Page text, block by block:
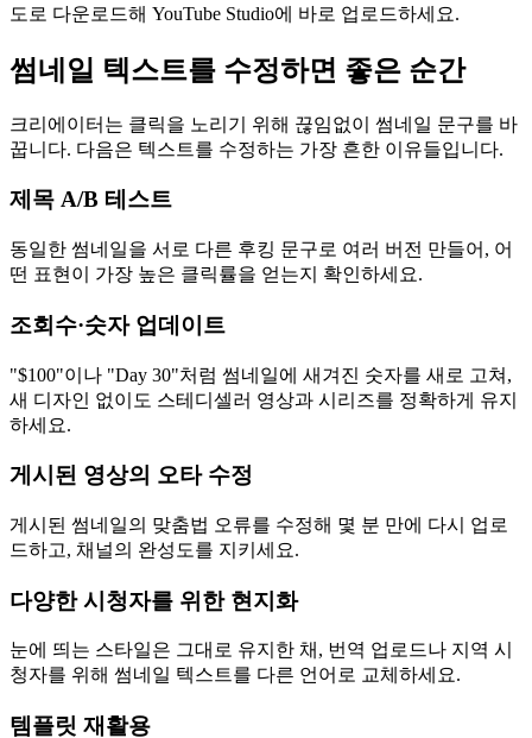
도로 다운로드해 YouTube Studio에 바로 업로드하세요.
썸네일 텍스트를 수정하면 좋은 순간
크리에이터는 클릭을 노리기 위해 끊임없이 썸네일 문구를 바
꿉니다. 다음은 텍스트를 수정하는 가장 흔한 이유들입니다.
제목 A/B 테스트
동일한 썸네일을 서로 다른 후킹 문구로 여러 버전 만들어, 어
떤 표현이 가장 높은 클릭률을 얻는지 확인하세요.
조회수·숫자 업데이트
"$100"이나 "Day 30"처럼 썸네일에 새겨진 숫자를 새로 고쳐,
새 디자인 없이도 스테디셀러 영상과 시리즈를 정확하게 유지
하세요.
게시된 영상의 오타 수정
게시된 썸네일의 맞춤법 오류를 수정해 몇 분 만에 다시 업로
드하고, 채널의 완성도를 지키세요.
다양한 시청자를 위한 현지화
눈에 띄는 스타일은 그대로 유지한 채, 번역 업로드나 지역 시
청자를 위해 썸네일 텍스트를 다른 언어로 교체하세요.
템플릿 재활용